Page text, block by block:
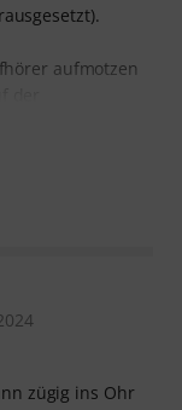
aufmotzen
zügig ins Ohr